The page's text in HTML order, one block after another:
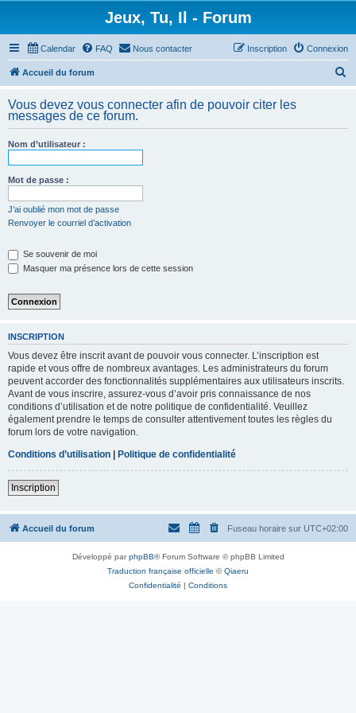
Jeux, Tu, Il - Forum
Calendar FAQ Nous contacter Connexion
Inscription
Accueil du forum
h
Vous devez vous connecter afin de pouvoir citer les
messages de ce forum.
Nom d’utilisateur :
Mot de passe :
J’ai oublié mon mot de passe
Renvoyer le courriel d’activation
Se souvenir de moi
Masquer ma présence lors de cette session
INSCRIPTION
Vous devez être inscrit avant de pouvoir vous connecter. L’inscription est
rapide et vous offre de nombreux avantages. Les administrateurs du forum
peuvent accorder des fonctionnalités supplémentaires aux utilisateurs inscrits.
Avant de vous inscrire, assurez-vous d’avoir pris connaissance de nos
conditions d’utilisation et de notre politique de confidentialité. Veuillez
également prendre le temps de consulter attentivement toutes les règles du
forum lors de votre navigation.
Conditions d’utilisation | Politique de confidentialité
Inscription
Accueil du forum Fuseau horaire sur UTC+02:00
Développé parphpBB® Forum Software © phpBB Limited
Traduction française officielle ©Qiaeru
Confidentialité | Conditions